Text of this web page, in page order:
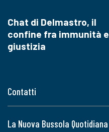
Contatti
La Nuova Bussola Quotidiana
Chat di Delmastro, il
confine fra immunità e
giustizia